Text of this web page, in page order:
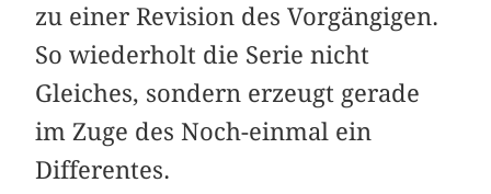
zu einer Revision des Vorgängigen.
So wiederholt die Serie nicht
Gleiches, sondern erzeugt gerade
im Zuge des Noch-einmal ein
Differentes.